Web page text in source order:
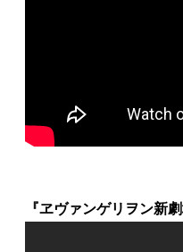
『ヱヴァンゲリヲン新